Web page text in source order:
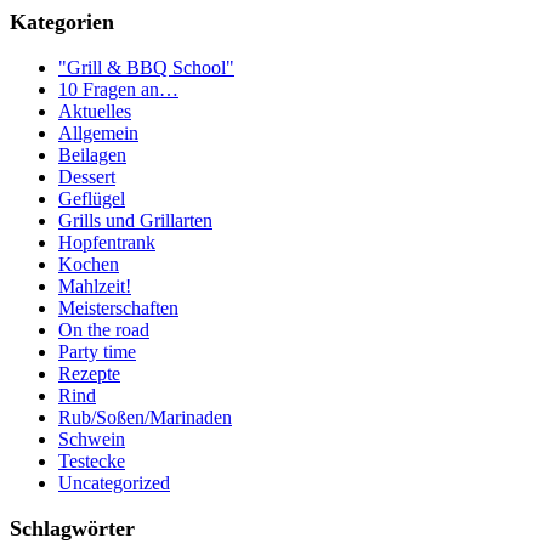
Kategorien
"Grill & BBQ School"
10 Fragen an…
Aktuelles
Allgemein
Beilagen
Dessert
Geflügel
Grills und Grillarten
Hopfentrank
Kochen
Mahlzeit!
Meisterschaften
On the road
Party time
Rezepte
Rind
Rub/Soßen/Marinaden
Schwein
Testecke
Uncategorized
Schlagwörter